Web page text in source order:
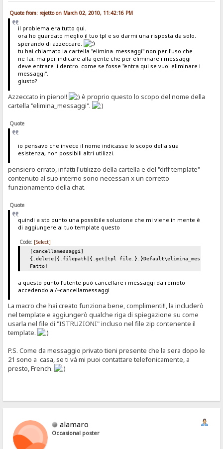
Quote from: rejetto on March 02, 2010, 11:42:16 PM
il problema era tutto qui.
ora ho guardato meglio il tuo tpl e so darmi una risposta da solo.
sperando di azzeccare.
tu hai chiamato la cartella "elimina_messaggi" non per l'uso che
ne fai, ma per indicare alla gente che per eliminare i messaggi
deve entrare lì dentro. come se fosse "entra qui se vuoi eliminare i
messaggi".
giusto?
Azzeccato in pieno!!
è proprio questo lo scopo del nome della
cartella "elimina_messaggi".
Quote
io pensavo che invece il nome indicasse lo scopo della sua
esistenza, non possibili altri utilizzi.
pensiero errato, infatti l'utilizzo della cartella e del "diff template"
contenuto al suo interno sono necessari x un corretto
funzionamento della chat.
Quote
quindi a sto punto una possibile soluzione che mi viene in mente è
di aggiungere al tuo template questo
Code: [Select]
[cancellamessaggi]
{.delete|{.filepath|{.get|tpl
Fatto!
a questo punto l'utente può cancellare i messaggi da remoto
accedendo a /~cancellamessaggi
La macro che hai creato funziona bene, complimenti!!, la includerò
nel template e aggiungerò qualche riga di spiegazione su come
usarla nel file di "ISTRUZIONI" incluso nel file zip contenente il
template.
P.S. Come da messaggio privato tieni presente che la sera dopo le
21 sono a casa, se ti và mi puoi contattare telefonicamente, a
presto, French.
alamaro
Occasional poster